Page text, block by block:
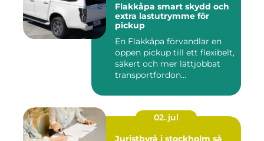
Flakkåpa smart skydd och
extra lastutrymme för
pickup
En Flakkåpa förvandlar en
öppen pickup till ett flexibelt,
säkert och mer lättjobbat
transportfordon...
02. jul
Juristbyrå i stockholm så